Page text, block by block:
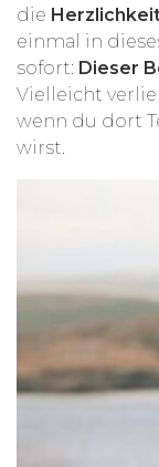
die
einmal in
sofort: Dieser
Vielleicht
wenn du dort
wirst.